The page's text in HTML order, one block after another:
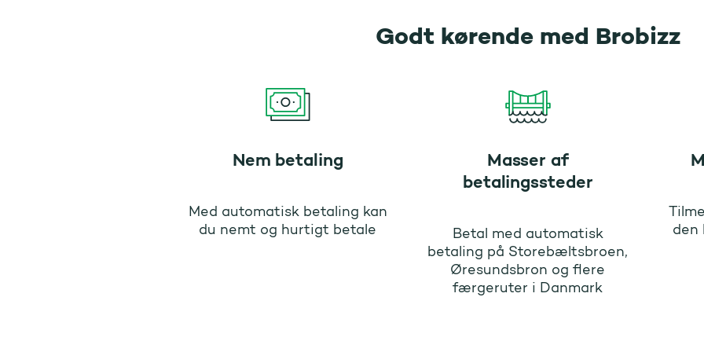
Godt kørende med Brobizz
Nem betaling
Med automatisk betaling kan
du nemt og hurtigt betale
Masser af
betalingssteder
Betal med automatisk
betaling på Storebæltsbroen,
Øresundsbron og flere
færgeruter i Danmark
den